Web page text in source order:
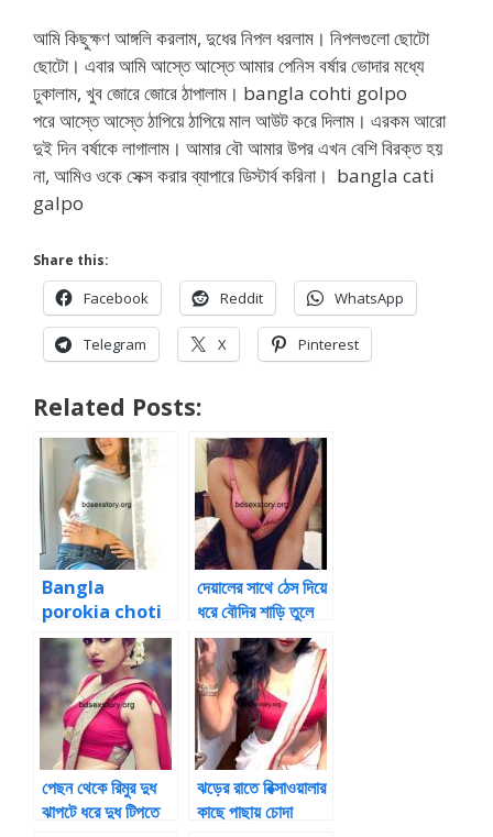
আমি কিছুক্ষণ আঙ্গলি করলাম, দুধের নিপল ধরলাম। নিপলগুলো ছোটো
ছোটো। এবার আমি আস্তে আস্তে আমার পেনিস বর্ষার ভোদার মধ্যে
ঢুকালাম, খুব জোরে জোরে ঠাপালাম। bangla cohti golpo
পরে আস্তে আস্তে ঠাপিয়ে ঠাপিয়ে মাল আউট করে দিলাম। এরকম আরো
দুই দিন বর্ষাকে লাগালাম। আমার বৌ আমার উপর এখন বেশি বিরক্ত হয়
না, আমিও ওকে সেক্স করার ব্যাপারে ডিস্টার্ব করিনা। bangla cati
galpo
Share this:
Facebook Reddit WhatsApp
Telegram X Pinterest
Related Posts:
Bangla
porokia choti
আমার বৌ ও কাজের
ছেলের গোপন সেক্স এর
গল্প
দেয়ালের সাথে ঠেস দিয়ে
ধরে বৌদির শাড়ি তুলে
পাছা মারতে লাগলাম
পেছন থেকে রিমুর দুধ
ঝাপটে ধরে দুধ টিপতে
ঝড়ের রাতে রিক্সাওয়ালার
কাছে পাছায় চোদা